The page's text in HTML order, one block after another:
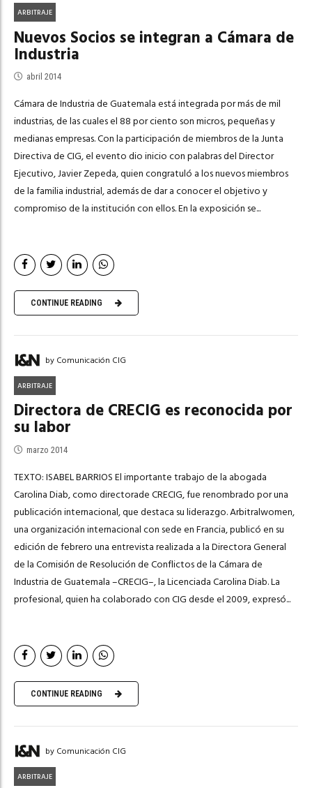
ARBITRAJE
Nuevos Socios se integran a Cámara de
Industria
abril 2014
Cámara de Industria de Guatemala está integrada por más de mil
industrias, de las cuales el 88 por ciento son micros, pequeñas y
medianas empresas. Con la participación de miembros de la Junta
Directiva de CIG, el evento dio inicio con palabras del Director
Ejecutivo, Javier Zepeda, quien congratuló a los nuevos miembros
de la familia industrial, además de dar a conocer el objetivo y
compromiso de la institución con ellos. En la exposición se...
CONTINUE READING
by Comunicación CIG
ARBITRAJE
Directora de CRECIG es reconocida por
su labor
marzo 2014
TEXTO: ISABEL BARRIOS El importante trabajo de la abogada
Carolina Diab, como directorade CRECIG, fue renombrado por una
publicación internacional, que destaca su liderazgo. Arbitralwomen,
una organización internacional con sede en Francia, publicó en su
edición de febrero una entrevista realizada a la Directora General
de la Comisión de Resolución de Conflictos de la Cámara de
Industria de Guatemala –CRECIG–, la Licenciada Carolina Diab. La
profesional, quien ha colaborado con CIG desde el 2009, expresó...
CONTINUE READING
by Comunicación CIG
ARBITRAJE